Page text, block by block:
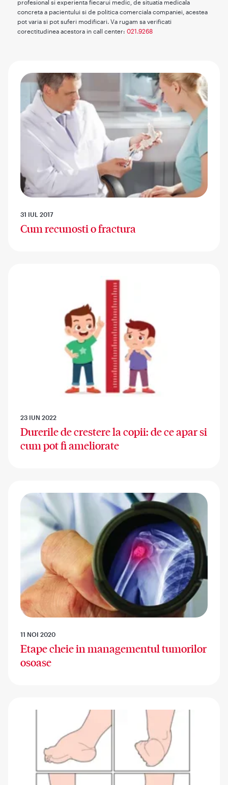
profesional si experienta fiecarui medic, de situatia medicala
concreta a pacientului si de politica comerciala companiei, acestea
pot varia si pot suferi modificari. Va rugam sa verificati
corectitudinea acestora in call center: 021.9268
31 IUL 2017
Cum recunosti o fractura
23 IUN 2022
Durerile de crestere la copii: de ce apar si
cum pot fi ameliorate
11 NOI 2020
Etape cheie in managementul tumorilor
osoase